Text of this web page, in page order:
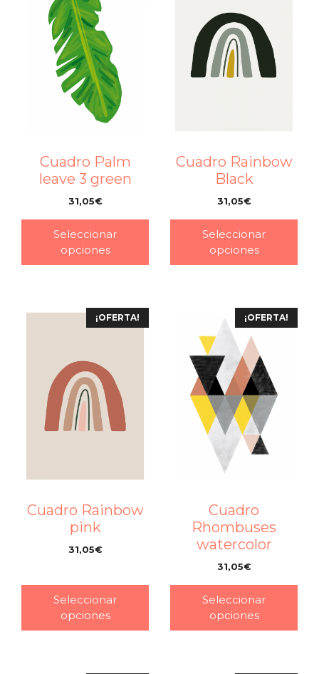
Cuadro Palm
leave 3 green
31,05€
Seleccionar
opciones
Cuadro Rainbow
Black
31,05€
Seleccionar
opciones
¡OFERTA!
Cuadro Rainbow
pink
31,05€
Seleccionar
opciones
¡OFERTA!
Cuadro
Rhombuses
watercolor
31,05€
Seleccionar
opciones